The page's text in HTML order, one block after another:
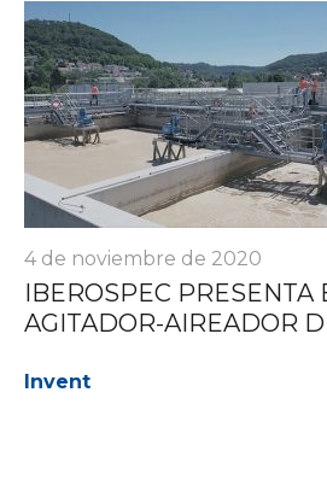
4 de noviembre de 2020
IBEROSPEC PRESENTA
AGITADOR-AIREADOR
Invent